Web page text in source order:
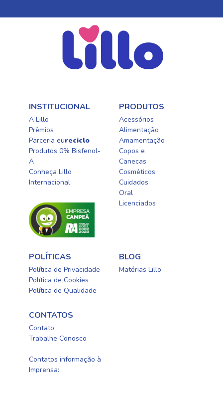
INSTITUCIONAL
A Lillo
Prêmios
Parceria eureciclo
Produtos 0% Bisfenol-
A
Conheça Lillo
Internacional
PRODUTOS
Acessórios
Alimentação
Amamentação
Copos e
Canecas
Cosméticos
Cuidados
Oral​
Licenciados​
POLÍTICAS
Política de Privacidade
Política de Cookies
Política de Qualidade
BLOG
Matérias Lillo
CONTATOS
Contato
Trabalhe Conosco
Contatos informação à
Imprensa: